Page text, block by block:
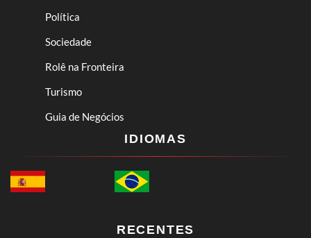
Política
Sociedade
Rolê na Fronteira
Turismo
Guia de Negócios
IDIOMAS
RECENTES